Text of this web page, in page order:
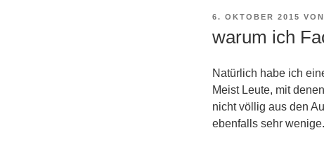
VERÖFFENTLICHT
6. OKTOBER 2015 VON
warum ich
Natürlich habe ich
Meist Leute, mit
nicht völlig aus den
ebenfalls sehr wenige.